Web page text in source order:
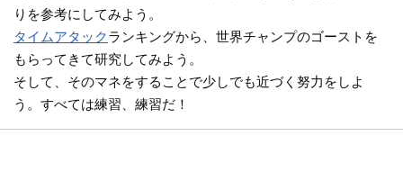
りを参考にしてみよう。
タイムアタックランキングから、世界チャンプのゴーストを
もらってきて研究してみよう。
そして、そのマネをすることで少しでも近づく努力をしよ
う。すべては練習、練習だ！